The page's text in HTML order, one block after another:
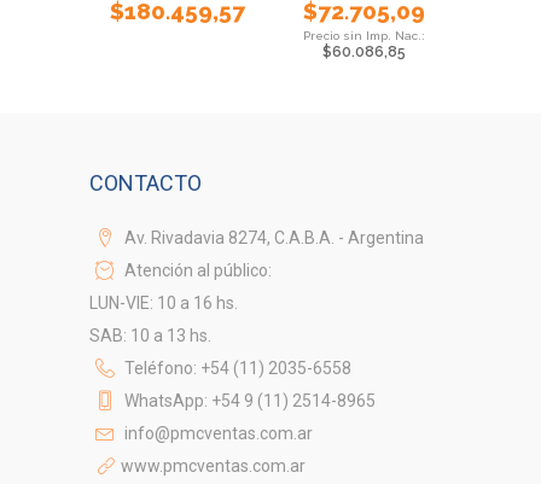
Soporte Practica
$180.459,57
Gastronomia
$72.705,09
$60.086,85
CONTACTO
Av. Rivadavia 8274, C.A.B.A. - Argentina
Atención al público:
LUN-VIE: 10 a 16 hs.
SAB: 10 a 13 hs.
Teléfono: +54 (11) 2035-6558
WhatsApp: +54 9 (11) 2514-8965
info@pmcventas.com.ar
www.pmcventas.com.ar